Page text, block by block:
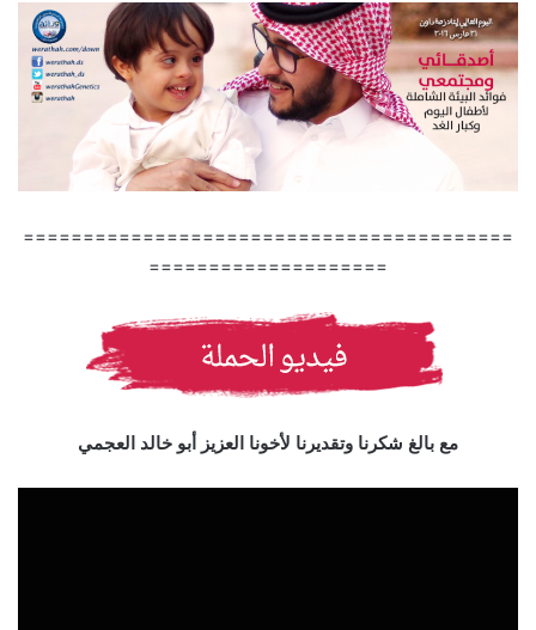
=========================================
====================
مع بالغ شكرنا وتقديرنا لأخونا العزيز أبو خالد العجمي